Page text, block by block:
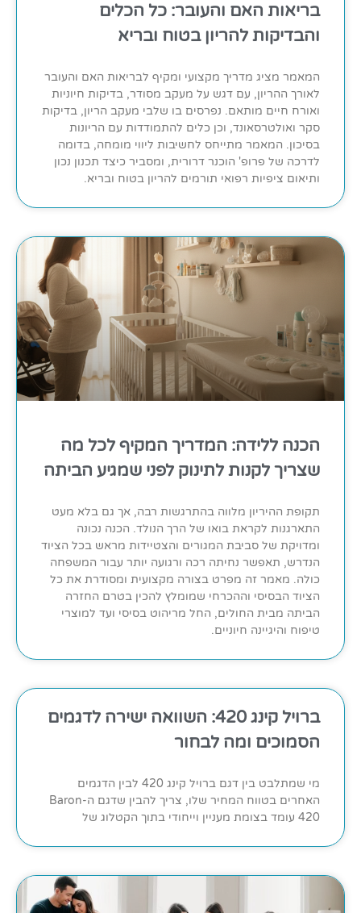
בריאות האם והעובר: כל הכלים
והבדיקות להריון בטוח ובריא
המאמר מציג מדריך מקצועי ומקיף לבריאות האם והעובר
לאורך ההריון, עם דגש על מעקב מסודר, בדיקות חיוניות
ואורח חיים מותאם. נפרסים בו שלבי מעקב הריון, בדיקות
סקר ואולטרסאונד, וכן כלים להתמודדות עם הריונות
בסיכון. המאמר מתייחס לחשיבות ליווי מומחה, בדומה
לדרכה של פרופ' הוכנר דרורית, ומסביר כיצד תכנון נכון
ותיאום ציפיות רפואי תורמים להריון בטוח ובריא.
הכנה ללידה: המדריך המקיף לכל מה
שצריך לקנות לתינוק לפני שמגיע הביתה
תקופת ההיריון מלווה בהתרגשות רבה, אך גם בלא מעט
התארגנות לקראת בואו של הרך הנולד. הכנה נכונה
ומדויקת של סביבת המגורים והצטיידות מראש בכל הציוד
הנדרש, תאפשר נחיתה רכה ורגועה יותר עבור המשפחה
כולה. מאמר זה מפרט בצורה מקצועית ומסודרת את כל
הציוד הבסיסי וההכרחי שמומלץ להכין בטרם החזרה
הביתה מבית החולים, החל מריהוט בסיסי ועד למוצרי
טיפוח והיגיינה חיוניים.
ברויל קינג 420: השוואה ישירה לדגמים
הסמוכים ומה לבחור
מי שמתלבט בין דגם ברויל קינג 420 לבין הדגמים
האחרים בטווח המחיר שלו, צריך להבין שדגם ה-Baron
420 עומד בצומת מעניין וייחודי בתוך הקטלוג של